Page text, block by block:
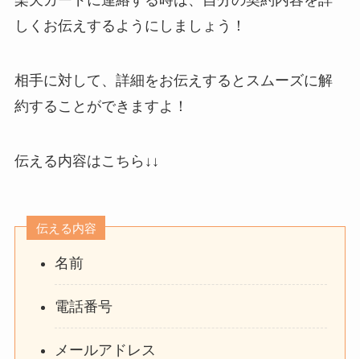
しくお伝えするようにしましょう！
相手に対して、詳細をお伝えするとスムーズに解
約することができますよ！
伝える内容はこちら↓↓
伝える内容
名前
電話番号
メールアドレス